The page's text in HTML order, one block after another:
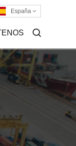
España